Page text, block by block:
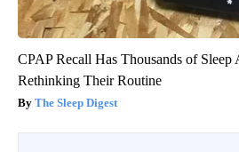
CPAP Recall Has Thousands of Sleep
Rethinking Their Routine
The Sleep Digest